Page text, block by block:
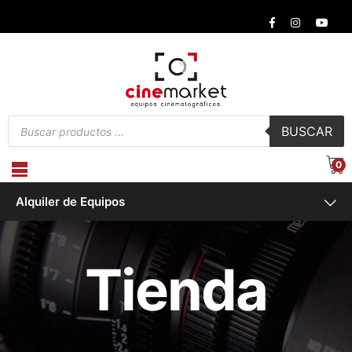
de
productos
BUSCAR
0
Alquiler de Equipos
Tienda